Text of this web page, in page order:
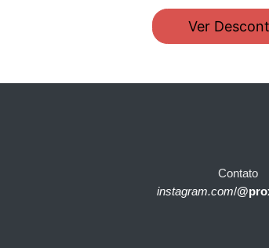
Ver
Contato
instagram.com/